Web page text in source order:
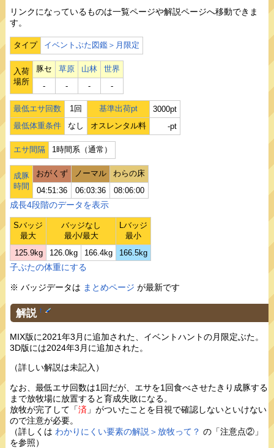
リンクになっているものは一覧ページや解説ページへ移動できま
す。
タイプ イベントぶた図鑑＞月限定
入荷
場所
豚セ 草原 山林
世界
‐
‐ ‐ ‐
最低エサ回数 1回 基準出荷pt
3000pt
最低体重条件
なし オスレンタル料 -pt
エサ間隔 1時間系（通常）
成豚
時間
おがくず ノーマル
わらの床
04:51:36
06:03:36 08:06:00
成長4段階のデータを表示
Sバッジ
最大
バッジなし
最小/最大
Lバッジ
最小
125.9kg
126.0kg 166.4kg 166.5kg
子ぶたの体重にする
※ バッジデータは まとめページ が最新です
解説 †
MIX版に2021年3月に追加された、イベントハントの月限定ぶた。
3D版には2024年3月に追加された。
（詳しい解説は未記入）
なお、最低エサ回数は1回だが、エサを1回食べさせたきり成豚する
まで放牧場に放置すると育成失敗になる。
放牧が完了して「済 」がついたことを目視で確認しないといけない
ので注意が必要。
（詳しくは わかりにくい要素の解説＞放牧って？ の「注意点②」
を参照）